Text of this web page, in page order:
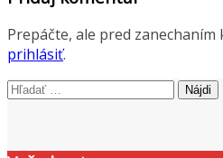
Prepáčte, ale pred
prihlásiť.
Hľadať: